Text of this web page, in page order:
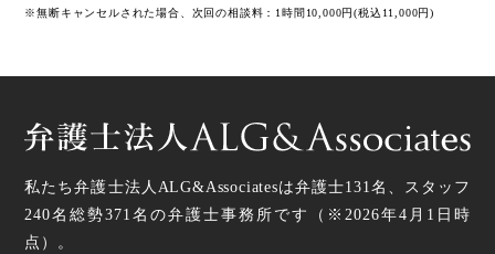
※無断キャンセルされた場合、次回の相談料：1時間10,000円(税込11,000円)
私たち弁護士法人ALG&Associatesは弁護士131名、スタッフ
240名総勢371 名の弁護士事務所です（ ※2026年4月1日時
点 ）。